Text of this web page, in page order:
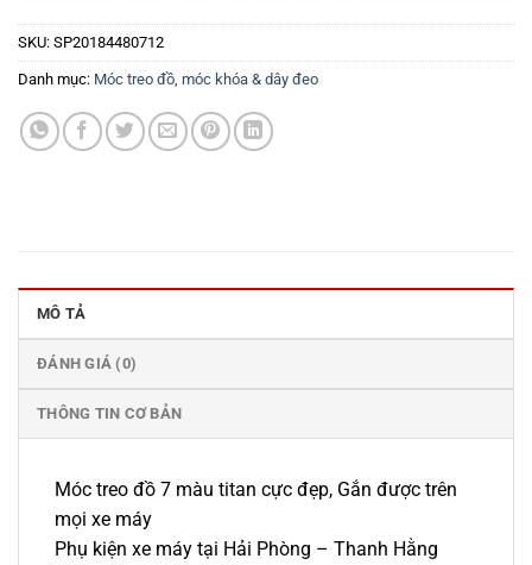
SKU: SP20184480712
Danh mục: Móc treo đồ, móc khóa & dây đeo
MÔ TẢ
ĐÁNH GIÁ (0)
THÔNG TIN CƠ BẢN
Móc treo đồ 7 màu titan cực đẹp, Gắn được trên
mọi xe máy
Phụ kiện xe máy tại Hải Phòng – Thanh Hằng